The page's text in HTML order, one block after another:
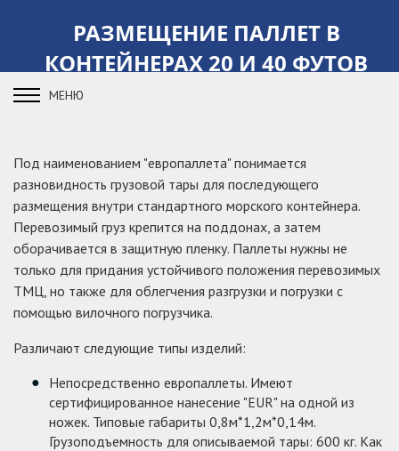
РАЗМЕЩЕНИЕ ПАЛЛЕТ В
КОНТЕЙНЕРАХ 20 И 40 ФУТОВ
МЕНЮ
Под наименованием "европаллета" понимается
разновидность грузовой тары для последующего
размещения внутри стандартного морского контейнера.
Перевозимый груз крепится на поддонах, а затем
оборачивается в защитную пленку. Паллеты нужны не
только для придания устойчивого положения перевозимых
ТМЦ, но также для облегчения разгрузки и погрузки с
помощью вилочного погрузчика.
Различают следующие типы изделий:
Непосредственно европаллеты. Имеют
сертифицированное нанесение "EUR" на одной из
ножек. Типовые габариты 0,8м*1,2м*0,14м.
Грузоподъемность для описываемой тары: 600 кг. Как